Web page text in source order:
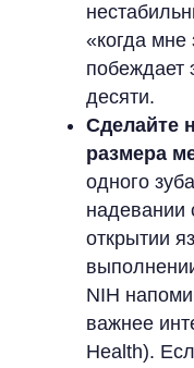
«когда мне
побеждает
десяти.
Сделайте
размера
одного
надевании
открытии
NIH
важнее
Health).